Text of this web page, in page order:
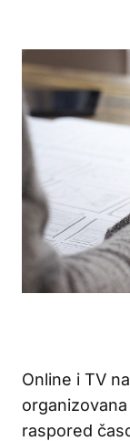
Online i TV
raspored